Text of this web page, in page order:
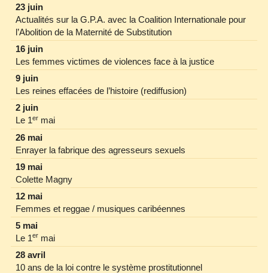
23 juin
Actualités sur la G.P.A. avec la Coalition Internationale pour
l’Abolition de la Maternité de Substitution
16 juin
Les femmes victimes de violences face à la justice
9 juin
Les reines effacées de l’histoire (rediffusion)
2 juin
Le 1ermai
26 mai
Enrayer la fabrique des agresseurs sexuels
19 mai
Colette Magny
12 mai
Femmes et reggae / musiques caribéennes
5 mai
Le 1ermai
28 avril
10 ans de la loi contre le système prostitutionnel